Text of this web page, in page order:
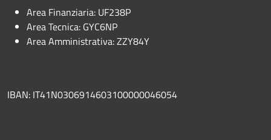
Area Finanziaria: UF238P
Area Tecnica: GYC6NP
Area Amministrativa: ZZY84Y
IBAN: IT41N0306914603100000046054